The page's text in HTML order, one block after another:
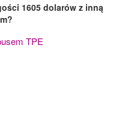
1605 dolarów z inną
TPE